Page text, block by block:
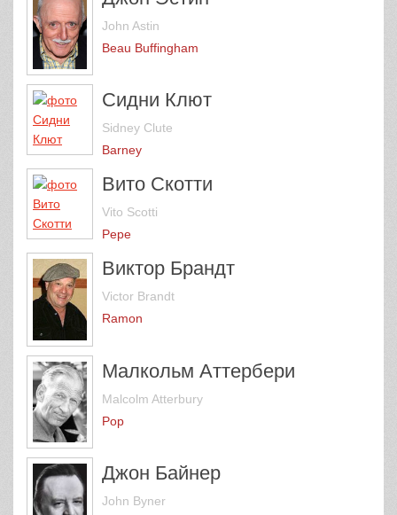
John Astin
Beau Buffingham
Сидни Клют
Sidney Clute
Barney
Вито Скотти
Vito Scotti
Pepe
Виктор Брандт
Victor Brandt
Ramon
Малкольм Аттербери
Malcolm Atterbury
Pop
Джон Байнер
John Byner